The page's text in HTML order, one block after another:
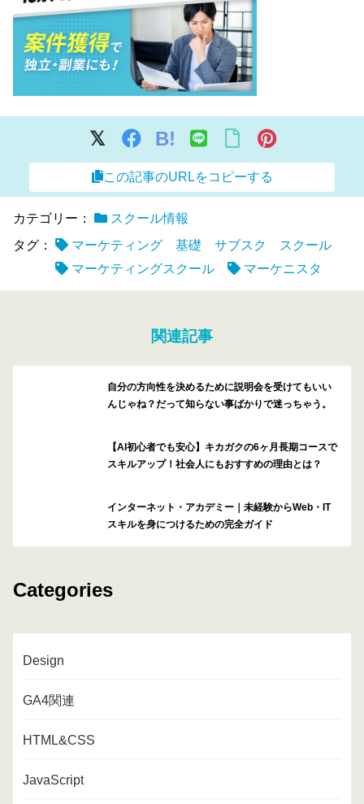
B!
この記事のURLをコピーする
カテゴリー：
スクール情報
タグ：
マーケティング 基礎 サブスク スクール
マーケティングスクール
マーケニスタ
関連記事
自分の方向性を決めるために説明会を受けてもいい
んじゃね？だって知らない事ばかりで迷っちゃう。
【AI初心者でも安心】キカガクの6ヶ月長期コースで
スキルアップ！社会人にもおすすめの理由とは？
インターネット・アカデミー｜未経験からWeb・IT
スキルを身につけるための完全ガイド
Categories
Design
GA4関連
HTML&CSS
JavaScript